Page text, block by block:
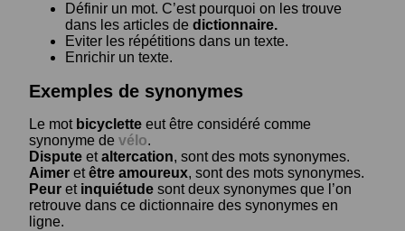
Définir un mot. C’est pourquoi on les trouve
dans les articles de dictionnaire.
Eviter les répétitions dans un texte.
Enrichir un texte.
Exemples de synonymes
Le mot bicyclette eut être considéré comme
synonyme de vélo.
Dispute etaltercation, sont des mots synonymes.
Aimer etêtre amoureux, sont des mots synonymes.
Peur et inquiétude sont deux synonymes que l’on
retrouve dans ce dictionnaire des synonymes en
ligne.